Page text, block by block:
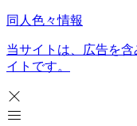
同人色々情報
当サイトは、広告を
イトです。